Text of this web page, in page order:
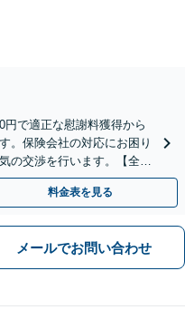
円で適正な慰謝料獲得から
。保険会社の対応にお困り
の交渉を行います。【全国
料金表を見る
メールでお問い合わせ